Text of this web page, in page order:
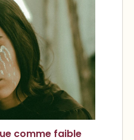
comme faible